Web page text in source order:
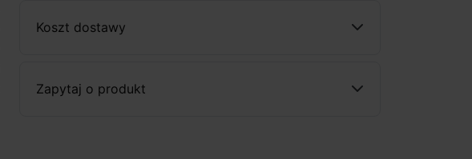
Koszt dostawy
Zapytaj o produkt